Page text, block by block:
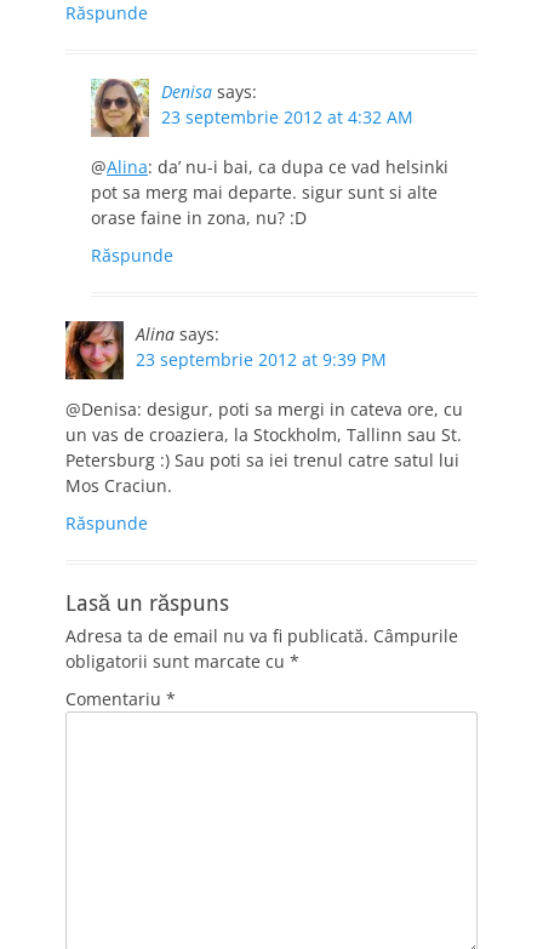
Răspunde
Denisa says:
23 septembrie 2012 at 4:32 AM
@Alina: da’ nu-i bai, ca dupa ce vad helsinki
pot sa merg mai departe. sigur sunt si alte
orase faine in zona, nu? :D
Răspunde
Alina says:
23 septembrie 2012 at 9:39 PM
@Denisa: desigur, poti sa mergi in cateva ore, cu
un vas de croaziera, la Stockholm, Tallinn sau St.
Petersburg :) Sau poti sa iei trenul catre satul lui
Mos Craciun.
Răspunde
Lasă un răspuns
Adresa ta de email nu va fi publicată. Câmpurile
obligatorii sunt marcate cu *
Comentariu *